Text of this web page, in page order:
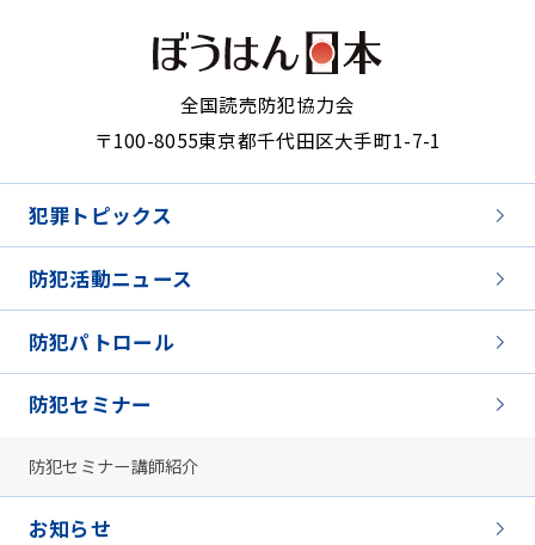
全国読売防犯協力会
〒100-8055東京都千代田区大手町1-7-1
犯罪トピックス
防犯活動ニュース
防犯パトロール
防犯セミナー
防犯セミナー講師紹介
お知らせ